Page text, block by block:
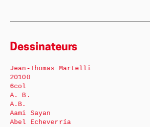
Dessinateurs
Jean-Thomas Martelli
20100
6col
A. B.
A.B.
Aami Sayan
Abel Echeverría